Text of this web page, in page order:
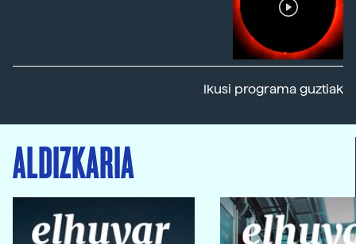
Ikusi programa guztiak
ALDIZKARIA